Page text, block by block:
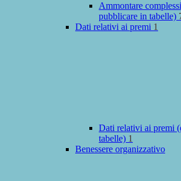
Ammontare
pubblicare in tabelle)
Dati relativi ai premi 1
Dati relativi ai premi
tabelle) 1
Benessere organizzativo